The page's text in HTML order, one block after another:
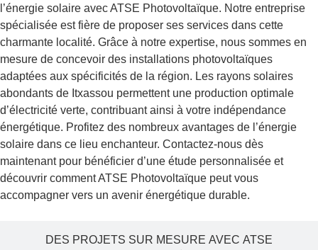
DES PROJETS SUR MESURE AVEC ATSE
l’énergie solaire avec ATSE Photovoltaïque. Notre entreprise
spécialisée est fière de proposer ses services dans cette
charmante localité. Grâce à notre expertise, nous sommes en
mesure de concevoir des installations photovoltaïques
adaptées aux spécificités de la région. Les rayons solaires
abondants de Itxassou permettent une production optimale
d’électricité verte, contribuant ainsi à votre indépendance
énergétique. Profitez des nombreux avantages de l’énergie
solaire dans ce lieu enchanteur. Contactez-nous dès
maintenant pour bénéficier d’une étude personnalisée et
découvrir comment ATSE Photovoltaïque peut vous
accompagner vers un avenir énergétique durable.